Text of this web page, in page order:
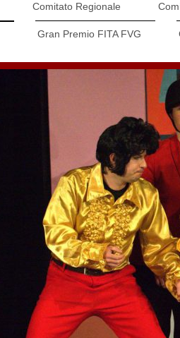
Comitato Regionale
Gran Premio FITA FVG